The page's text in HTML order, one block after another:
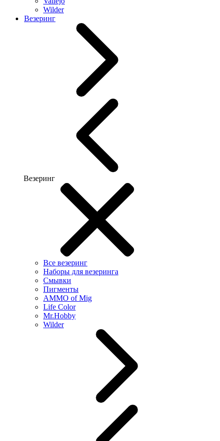
Wilder
Везеринг
Везеринг
Все везеринг
Наборы для везеринга
Смывки
Пигменты
AMMO of Mig
Life Color
Mr.Hobby
Wilder